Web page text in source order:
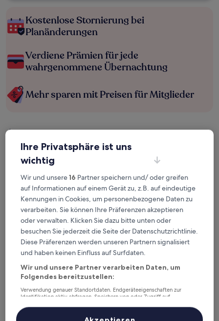
Kostenlose Stornierung bei
Planänderungen
Verdiene Prämien für jede
wahrgenommene Übernachtung
Mehr sparen mit Preisen für Mitglieder
Überprüfe die Preise für diese Daten
Heute
6. Aug. - 7. Aug.
7. Aug. - 8. Aug.
Dieses Wochenende
7. Aug. - 9. Aug.
Nächstes Wochenende
14. Aug. - 16. Aug.
Top 5 Hotels in der Nähe von
Station Maquinista Savio auf
einen Blick
Kos Pilar Hotel— 4-Sterne-Hotel in 7,3 km von Station
Maquinista Savio entfernt. Gästebewertung: 9,6/10 —
Außergewöhnlich.
Posada Mendoza by DOT Tradition
— 3-Sterne-Hotel in 4,2 km
von Station Maquinista Savio entfernt. Gästebewertung: 8,0/10
Viva Suites Pilar
— 3-Sterne-Hotel in 9,6 km von Station
Ihre Privatsphäre ist uns
wichtig
Wir und unsere16 Partner speichern und/ oder greifen
auf Informationen auf einem Gerät zu, z.B. auf eindeutige
Kennungen in Cookies, um personenbezogene Daten zu
verarbeiten. Sie können Ihre Präferenzen akzeptieren
oder verwalten. Klicken Sie dazu bitte unten oder
besuchen Sie jederzeit die Seite der Datenschutzrichtlinie.
Diese Präferenzen werden unseren Partnern signalisiert
und haben keinen Einfluss auf Surfdaten.
Wir und unsere Partner verarbeiten Daten, um
Folgendes bereitzustellen:
Verwendung genauer Standortdaten. Endgeräteeigenschaften zur
Identifikation aktiv abfragen. Speichern von oder Zugriff auf
Inhalte, Messung von Werbeleistung und der Performance von Inhalten,
Zielgruppenforschung sowie Entwicklung und Verbesserung von